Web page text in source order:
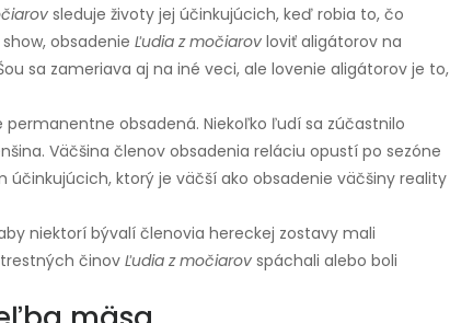
sleduje životy jej účinkujúcich, keď robia to, čo
obsadenie Ľudia z močiarov loviť aligátorov na
sa zameriava aj na iné veci, ale lovenie aligátorov je to,
obsadená. Niekoľko ľudí sa zúčastnilo
Väčšina členov obsadenia reláciu opustí po sezóne
účinkujúcich, ktorý je väčší ako obsadenie väčšiny reality
niektorí bývalí členovia hereckej zostavy mali
činovĽudia z močiarov spáchali alebo boli